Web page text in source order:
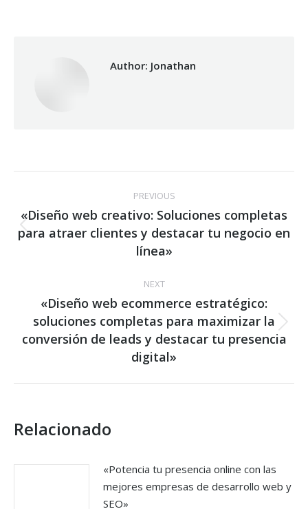
Author: Jonathan
navigation
PREVIOUS
Previous
post:
«Diseño web creativo: Soluciones completas
para atraer clientes y destacar tu negocio en
línea»
NEXT
Next
post:
«Diseño web ecommerce estratégico:
soluciones completas para maximizar la
conversión de leads y destacar tu presencia
digital»
Relacionado
«Potencia tu presencia online con las
mejores empresas de desarrollo web y
SEO»